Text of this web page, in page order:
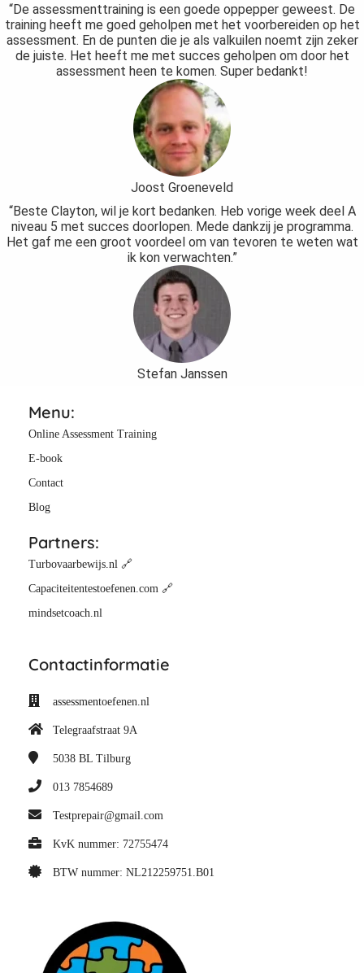
“De assessmenttraining is een goede oppepper geweest. De
training heeft me goed geholpen met het voorbereiden op het
assessment. En de punten die je als valkuilen noemt zijn zeker
de juiste. Het heeft me met succes geholpen om door het
assessment heen te komen. Super bedankt!
Joost Groeneveld
“Beste Clayton, wil je kort bedanken. Heb vorige week deel A
niveau 5 met succes doorlopen. Mede dankzij je programma.
Het gaf me een groot voordeel om van tevoren te weten wat
ik kon verwachten.”
Stefan Janssen
Menu:
Online Assessment Training
E-book
Contact
Blog
Partners:
Turbovaarbewijs.nl 🔗
Capaciteitentestoefenen.com 🔗
mindsetcoach.nl
Contactinformatie
assessmentoefenen.nl
Telegraafstraat 9A
5038 BL Tilburg
013 7854689
Testprepair@gmail.com
KvK nummer: 72755474
BTW nummer: NL212259751.B01